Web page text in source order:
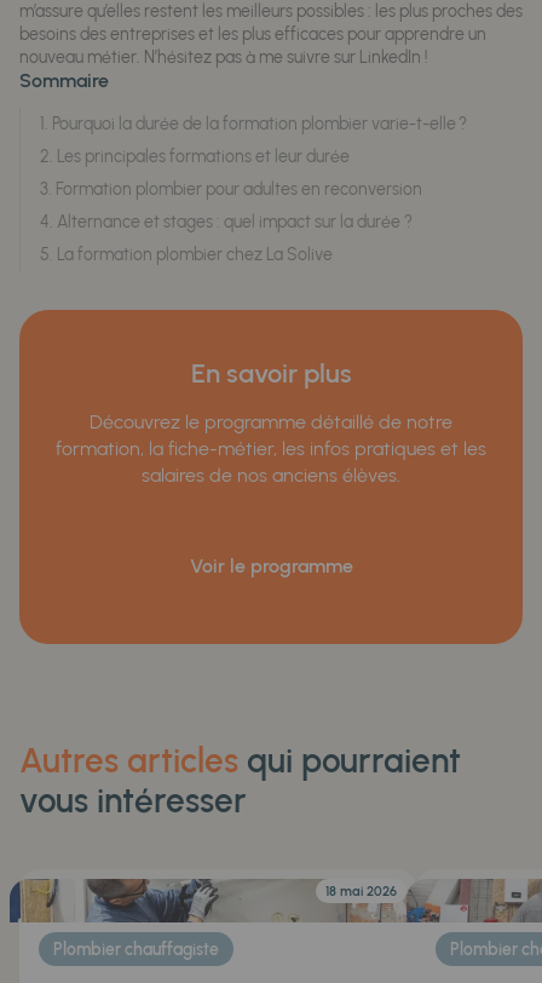
Sommaire
1. Pourquoi la durée de la formation plombier varie-t-elle ?
2. Les principales formations et leur durée
3. Formation plombier pour adultes en reconversion
4. Alternance et stages : quel impact sur la durée ?
5. La formation plombier chez La Solive
En savoir plus
Découvrez le programme détaillé de notre
formation, la fiche-métier, les infos pratiques et les
salaires de nos anciens élèves.
Voir le programme
m’assure qu’elles restent les meilleurs possibles : les plus proches des
besoins des entreprises et les plus efficaces pour apprendre un
nouveau métier. N’hésitez pas à me suivre sur LinkedIn !
Autres articles qui pourraient
vous intéresser
18 mai 2026
Plombier chauffagiste Plombier